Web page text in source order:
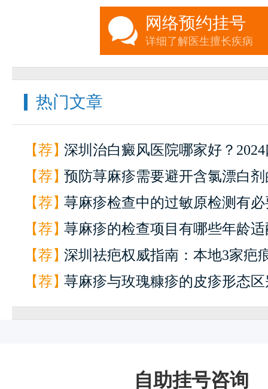
网络预约挂号
详细了解医生擅长疾病
热门文章
【荐】深圳治白癜风医院哪家好？
TOP3推荐
【荐】预防荨麻疹需要避开含氯漂白
吗？清洁用品选择
【荐】荨麻疹检查中的过敏原检测有
断关键项目
【荐】荨麻疹的检查项目有哪些年龄
同人群诊断差异
【荐】深圳祛疤权威指南：本地3家疤
实测对比
【荐】荨麻疹与玫瑰糠疹的皮疹形态
么？红斑鳞屑病鉴别
自助挂号咨询
一键通话 预约挂号 患者服务
来院路线